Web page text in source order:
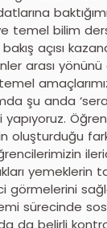
temel bilim
açısı
arası yönünü
şu anda
yapıyoruz.
oluşturduğu
yemeklerin
görmelerini
sürecinde
da belirli